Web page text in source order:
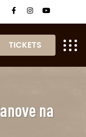
TICKETS
na